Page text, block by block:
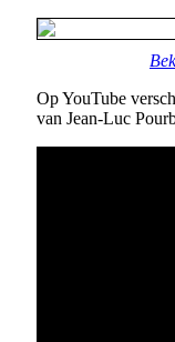
Op YouTube
van Jean-Luc